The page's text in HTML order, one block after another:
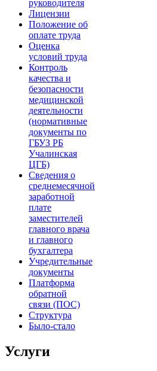
руководителя
Лицензии
Положение об
оплате труда
Оценка
условий труда
Контроль
качества и
безопасности
медицинской
деятельности
(нормативные
документы по
ГБУЗ РБ
Учалинская
ЦГБ)
Сведения о
среднемесячной
заработной
плате
заместителей
главного врача
и главного
бухгалтера
Учредительные
документы
Платформа
обратной
связи (ПОС)
Структура
Было-стало
Услуги